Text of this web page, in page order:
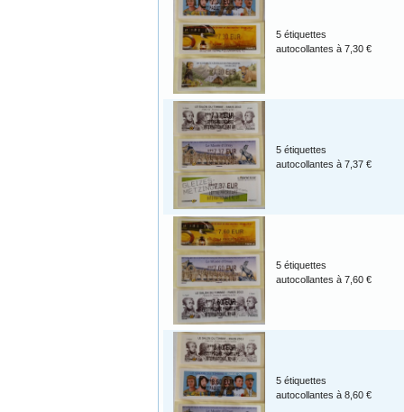
5 étiquettes
autocollantes à 7,30 €
5 étiquettes
autocollantes à 7,37 €
5 étiquettes
autocollantes à 7,60 €
5 étiquettes
autocollantes à 8,60 €